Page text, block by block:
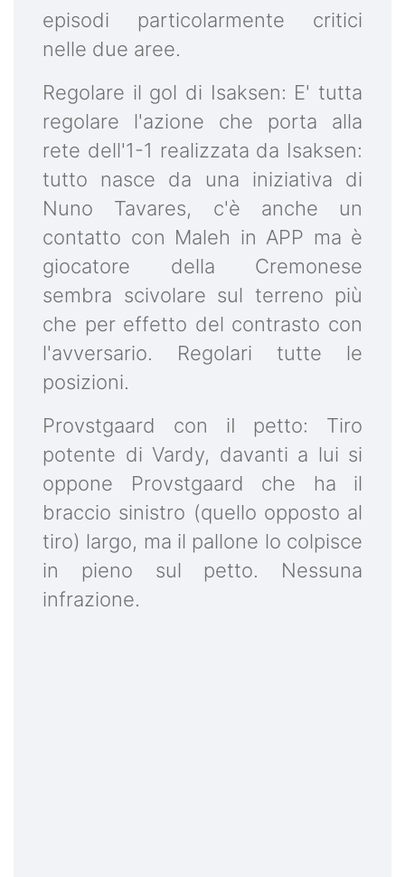
episodi particolarmente critici
nelle due aree.
Regolare il gol di Isaksen: E' tutta
regolare l'azione che porta alla
rete dell'1-1 realizzata da Isaksen:
tutto nasce da una iniziativa di
Nuno Tavares, c'è anche un
contatto con Maleh in APP ma è
giocatore della Cremonese
sembra scivolare sul terreno più
che per effetto del contrasto con
l'avversario. Regolari tutte le
posizioni.
Provstgaard con iI petto: Tiro
potente di Vardy, davanti a lui si
oppone Provstgaard che ha il
braccio sinistro (quello opposto al
tiro) largo, ma il pallone lo colpisce
in pieno sul petto. Nessuna
infrazione.